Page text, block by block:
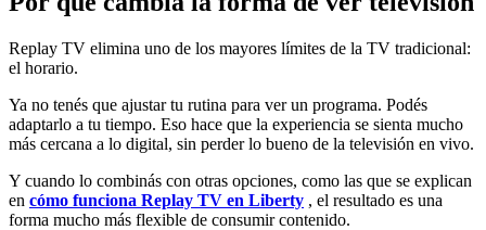
Replay TV elimina uno de los mayores límites de la TV tradicional:
el horario.
Ya no tenés que ajustar tu rutina para ver un programa. Podés
adaptarlo a tu tiempo. Eso hace que la experiencia se sienta mucho
más cercana a lo digital, sin perder lo bueno de la televisión en vivo.
Y cuando lo combinás con otras opciones, como las que se explican
en cómo funciona Replay TV en Liberty , el resultado es una
forma mucho más flexible de consumir contenido.